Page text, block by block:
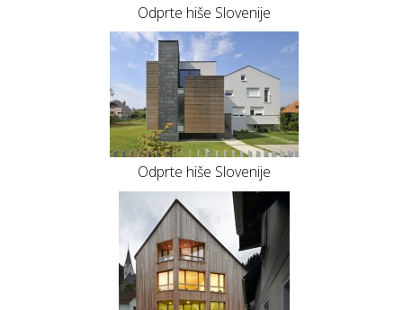
Odprte hiše Slovenije
Odprte hiše Slovenije